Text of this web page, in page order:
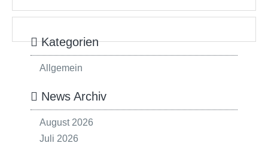
Kategorien
Allgemein
News Archiv
August 2026
Juli 2026